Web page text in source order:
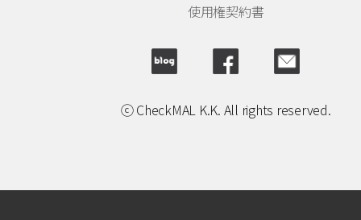
使用権契約書
ⓒ CheckMAL K.K. All rights reserved.